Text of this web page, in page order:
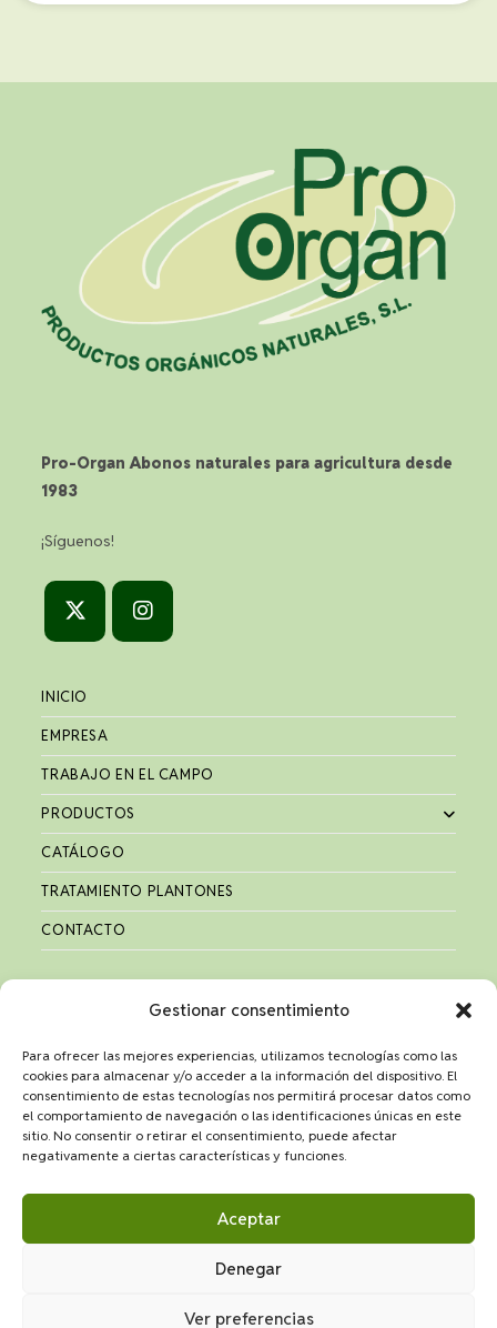
Gestionar consentimiento
Para ofrecer las mejores experiencias, utilizamos tecnologías como las
cookies para almacenar y/o acceder a la información del dispositivo. El
consentimiento de estas tecnologías nos permitirá procesar datos como
el comportamiento de navegación o las identificaciones únicas en este
sitio. No consentir o retirar el consentimiento, puede afectar
negativamente a ciertas características y funciones.
Aceptar
Denegar
Ver preferencias
Pro-Organ Abonos naturales para agricultura desde
1983
¡Síguenos!
INICIO
EMPRESA
TRABAJO EN EL CAMPO
PRODUCTOS
CATÁLOGO
TRATAMIENTO PLANTONES
CONTACTO
Financiado por el Programa KIT Digital. Plan de
Recuperación, Transformación y Resiliencia de España
“Next Generation EU”.